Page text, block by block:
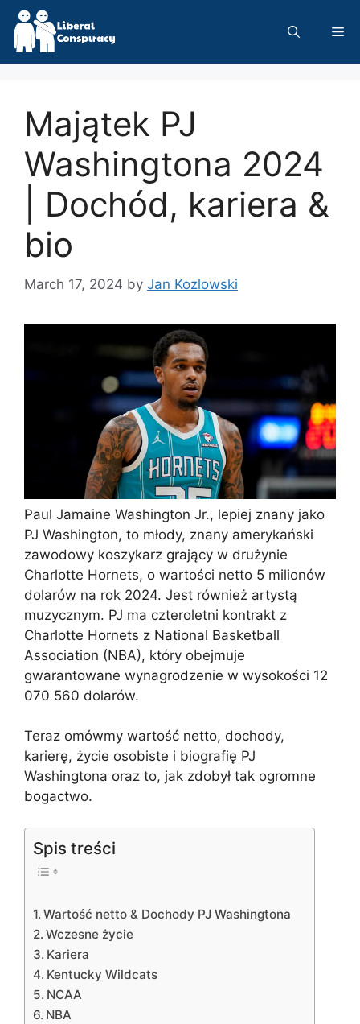
Skip
content
Majątek PJ
Washingtona 2024
| Dochód, kariera &
bio
March 17, 2024 by Jan Kozlowski
Paul Jamaine Washington Jr., lepiej znany jako
PJ Washington, to młody, znany amerykański
zawodowy koszykarz grający w drużynie
Charlotte Hornets, o wartości netto 5 milionów
dolarów na rok 2024. Jest również artystą
muzycznym. PJ ma czteroletni kontrakt z
Charlotte Hornets z National Basketball
Association (NBA), który obejmuje
gwarantowane wynagrodzenie w wysokości 12
070 560 dolarów.
Teraz omówmy wartość netto, dochody,
karierę, życie osobiste i biografię PJ
Washingtona oraz to, jak zdobył tak ogromne
bogactwo.
Spis treści
Wartość netto & Dochody PJ Washingtona
Wczesne życie
Kariera
Kentucky Wildcats
NCAA
NBA